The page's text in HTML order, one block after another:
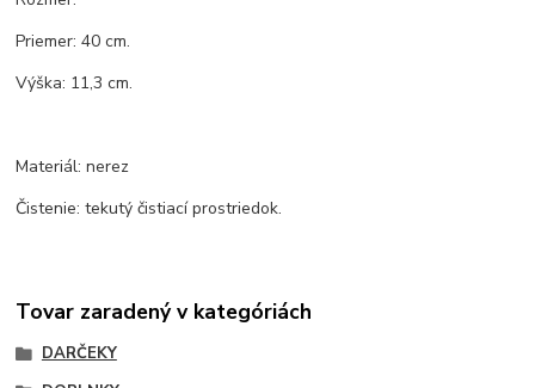
Priemer: 40 cm.
Výška: 11,3 cm.
Materiál: nerez
Čistenie: tekutý čistiací prostriedok.
Tovar zaradený v kategóriách
DARČEKY